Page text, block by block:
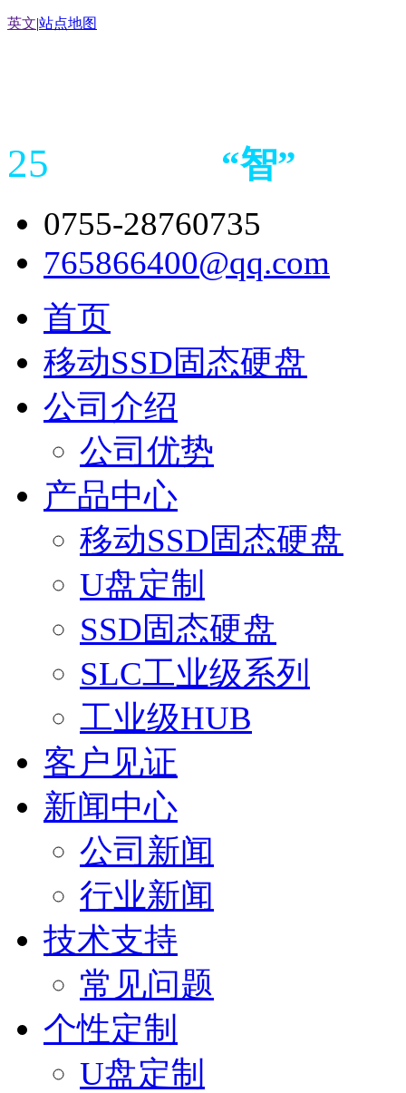
英文|站点地图
25 “智”
0755-28760735
765866400@qq.com
首页
移动SSD固态硬盘
公司介绍
公司优势
产品中心
移动SSD固态硬盘
U盘定制
SSD固态硬盘
SLC工业级系列
工业级HUB
客户见证
新闻中心
公司新闻
行业新闻
技术支持
常见问题
个性定制
U盘定制